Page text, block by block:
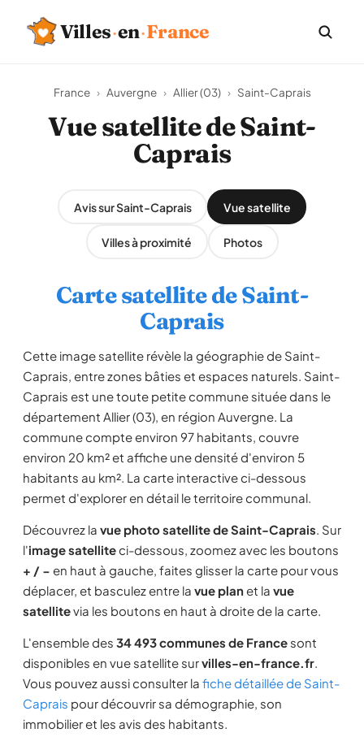
Villes·en·France
France › Auvergne › Allier (03) › Saint-Caprais
Vue satellite de Saint-
Caprais
Avis sur Saint-Caprais Vue satellite
Villes à proximité Photos
Carte satellite de Saint-
Caprais
Cette image satellite révèle la géographie de Saint-
Caprais, entre zones bâties et espaces naturels. Saint-
Caprais est une toute petite commune située dans le
département Allier (03), en région Auvergne. La
commune compte environ 97 habitants, couvre
environ 20 km² et affiche une densité d'environ 5
habitants au km². La carte interactive ci-dessous
permet d'explorer en détail le territoire communal.
Découvrez la vue photo satellite de Saint-Caprais. Sur
l'image satelliteci-dessous, zoomez avec les boutons
+ / − en haut à gauche, faites glisser la carte pour vous
déplacer, et basculez entre la vue planet la vue
satellitevia les boutons en haut à droite de la carte.
L'ensemble des 34 493 communes de France sont
disponibles en vue satellite survilles-en-france.fr.
Vous pouvez aussi consulter la fiche détaillée de Saint-
Caprais pour découvrir sa démographie, son
immobilier et les avis des habitants.